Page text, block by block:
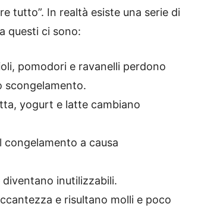
tutto”. In realtà esiste una serie di
questi ci sono:
pomodori e ravanelli perdono
scongelamento.
yogurt e latte cambiano
a causa
diventano inutilizzabili.
e risultano molli e poco